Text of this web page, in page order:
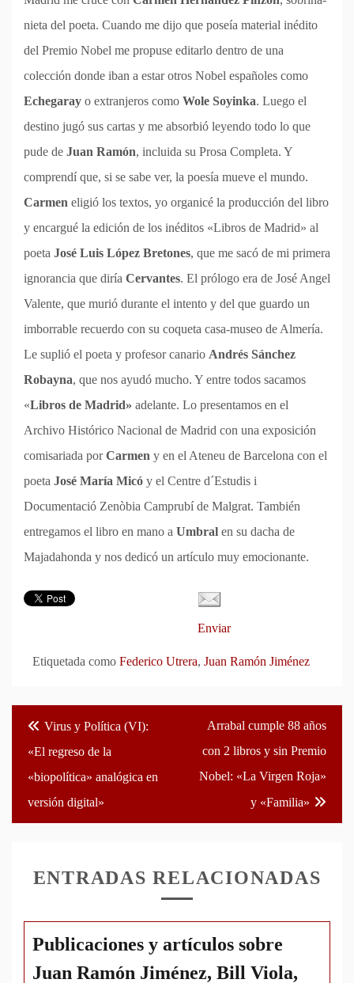
nieta del poeta. Cuando me dijo que poseía material inédito
del Premio Nobel me propuse editarlo dentro de una
colección donde iban a estar otros Nobel españoles como
Echegaray o extranjeros como Wole Soyinka. Luego el
destino jugó sus cartas y me absorbió leyendo todo lo que
pude de Juan Ramón, incluida su Prosa Completa. Y
comprendí que, si se sabe ver, la poesía mueve el mundo.
Carmen eligió los textos, yo organicé la producción del libro
y encargué la edición de los inéditos «Libros de Madrid» al
poeta José Luis López Bretones, que me sacó de mi primera
ignorancia que diría Cervantes. El prólogo era de José Angel
Valente, que murió durante el intento y del que guardo un
imborrable recuerdo con su coqueta casa-museo de Almería.
Le suplió el poeta y profesor canario Andrés Sánchez
Robayna, que nos ayudó mucho. Y entre todos sacamos
«Libros de Madrid» adelante. Lo presentamos en el
Archivo Histórico Nacional de Madrid con una exposición
comisariada porCarmen y en el Ateneu de Barcelona con el
poeta José María Micó y el Centre d´Estudis i
Documentació Zenòbia Camprubí de Malgrat. También
entregamos el libro en mano a Umbral en su dacha de
Majadahonda y nos dedicó un artículo muy emocionante.
Enviar
Etiquetada como Federico Utrera, Juan Ramón Jiménez
Navegación
de
entradas
Virus y Política (VI):
«El regreso de la
«biopolítica» analógica en
versión digital»
Arrabal cumple 88 años
con 2 libros y sin Premio
Nobel: «La Virgen Roja»
y «Familia»
ENTRADAS RELACIONADAS
Publicaciones y artículos sobre
Juan Ramón Jiménez, Bill Viola,